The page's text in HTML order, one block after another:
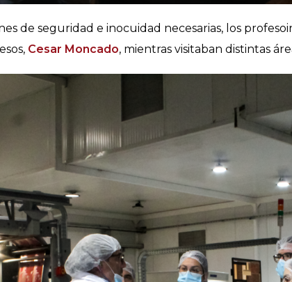
de seguridad e inocuidad necesarias, los
Cesar Moncado, mientras visitaban distintas